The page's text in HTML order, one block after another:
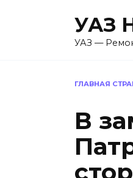
УАЗ
УАЗ —
ГЛАВНАЯ
В